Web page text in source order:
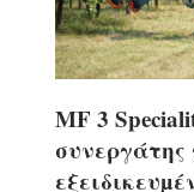
MF 3
συνεργάτης